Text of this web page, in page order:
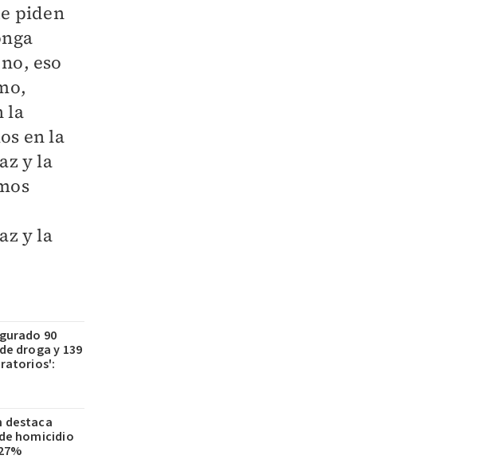
piden
eso
la
en la
y la
y la
90
droga y 139
destaca
homicidio